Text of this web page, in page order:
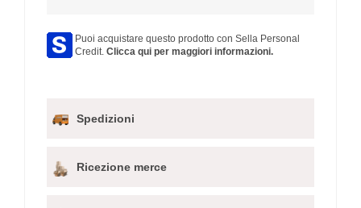
Puoi acquistare questo prodotto con Sella Personal
Credit. Clicca qui per maggiori informazioni.
Spedizioni
Ricezione merce